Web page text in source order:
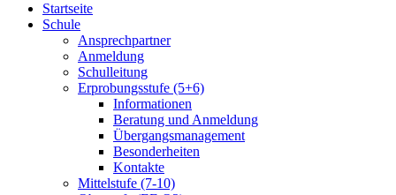
Startseite
Schule
Ansprechpartner
Anmeldung
Schulleitung
Erprobungsstufe (5+6)
Informationen
Beratung und Anmeldung
Übergangsmanagement
Besonderheiten
Kontakte
Mittelstufe (7-10)